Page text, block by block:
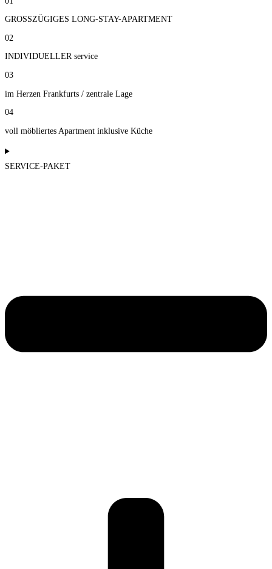
GROSSZÜGIGES LONG-STAY-APARTMENT
02
INDIVIDUELLER service
03
im Herzen Frankfurts / zentrale Lage
04
voll möbliertes Apartment inklusive Küche
SERVICE-PAKET